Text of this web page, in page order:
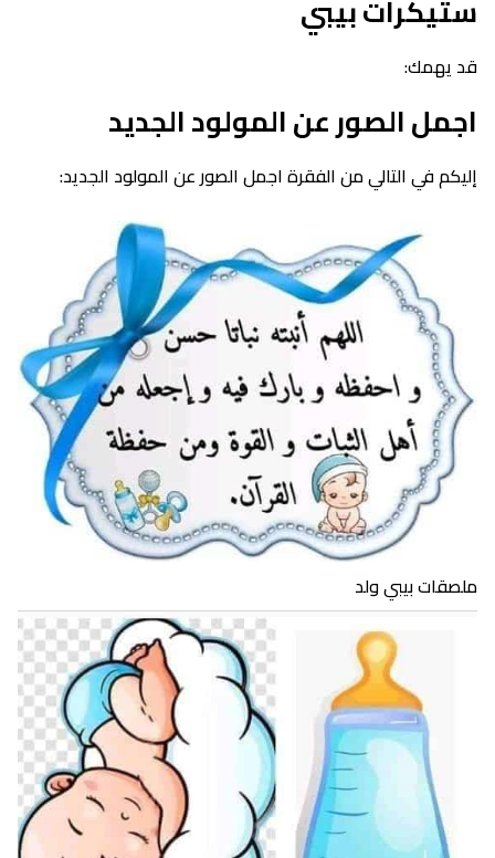
ستيكرات بيبي
قد يهمك:
اجمل الصور عن المولود الجديد
إليكم في التالي من الفقرة اجمل الصور عن المولود الجديد:
ملصقات بيبي ولد